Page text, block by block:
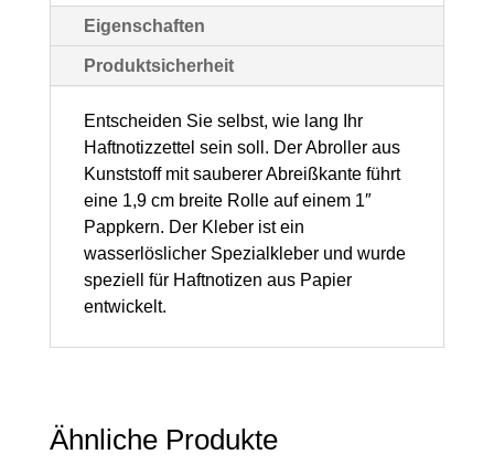
mm,
neonpink,
1
Stück
Menge
Eigenschaften
Produktsicherheit
Entscheiden Sie selbst, wie lang Ihr
Haftnotizzettel sein soll. Der Abroller aus
Kunststoff mit sauberer Abreißkante führt
eine 1,9 cm breite Rolle auf einem 1″
Pappkern. Der Kleber ist ein
wasserlöslicher Spezialkleber und wurde
speziell für Haftnotizen aus Papier
entwickelt.
Ähnliche Produkte